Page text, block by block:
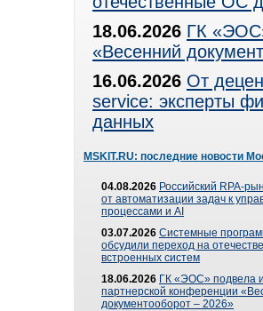
18.06.2026 ГК
«Весенний
16.06.2026 От
service: эксперты
данных
MSKIT.RU: последние новости
04.08.2026 Российский RPA-
от автоматизации задач к
процессами и AI
03.07.2026 Системные
обсудили переход на
встроенных систем
18.06.2026 ГК «ЭОС» подвела
партнерской конференции
документооборот – 2026»